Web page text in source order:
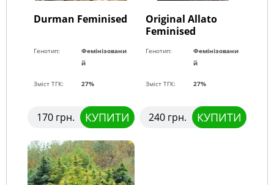
Durman Feminised
Генотип:
Фемінізовани
й
Зміст ТГК: 27%
170 грн. КУПИТИ
Original Allato
Feminised
Генотип:
Фемінізовани
й
Зміст ТГК: 27%
240 грн. КУПИТИ